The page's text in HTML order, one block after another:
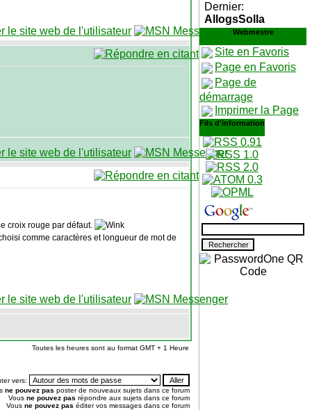
croix rouge par défaut.
comme caractères et longueur de mot de
Toutes les heures sont au format GMT + 1 Heure
vers:
ne pouvez pas poster de nouveaux sujets dans ce forum
Vous ne pouvez pas répondre aux sujets dans ce forum
Vous ne pouvez pas éditer vos messages dans ce forum
Dernier:
AllogsSolla
Webmestre
Site en Favoris
Page en Favoris
Page de
démarrage
Imprimer la Page
Fils d'information